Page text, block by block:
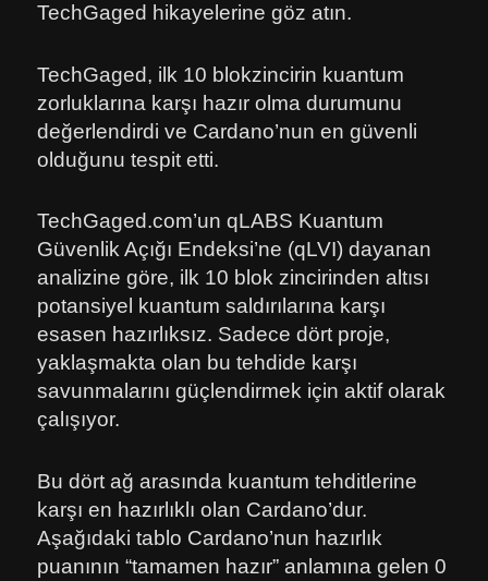
TechGaged hikayelerine göz atın.
TechGaged, ilk 10 blokzincirin kuantum
zorluklarına karşı hazır olma durumunu
değerlendirdi ve Cardano’nun en güvenli
olduğunu tespit etti.
TechGaged.com’un qLABS Kuantum
Güvenlik Açığı Endeksi’ne (qLVI) dayanan
analizine göre, ilk 10 blok zincirinden altısı
potansiyel kuantum saldırılarına karşı
esasen hazırlıksız. Sadece dört proje,
yaklaşmakta olan bu tehdide karşı
savunmalarını güçlendirmek için aktif olarak
çalışıyor.
Bu dört ağ arasında kuantum tehditlerine
karşı en hazırlıklı olan Cardano’dur.
Aşağıdaki tablo Cardano’nun hazırlık
puanının “tamamen hazır” anlamına gelen 0